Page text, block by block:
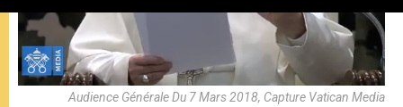
Audience Générale Du 7 Mars 2018, Capture Vatican Media